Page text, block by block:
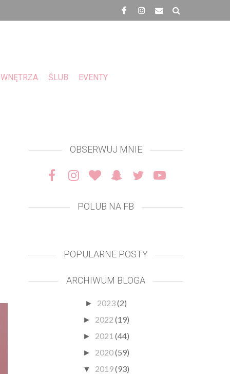
WNĘTRZA ŚLUB EVENTY
OBSERWUJ MNIE
POLUB NA FB
POPULARNE POSTY
ARCHIWUM BLOGA
► 2023(2)
► 2022 (19)
► 2021 (44)
► 2020(59)
▼ 2019(93)